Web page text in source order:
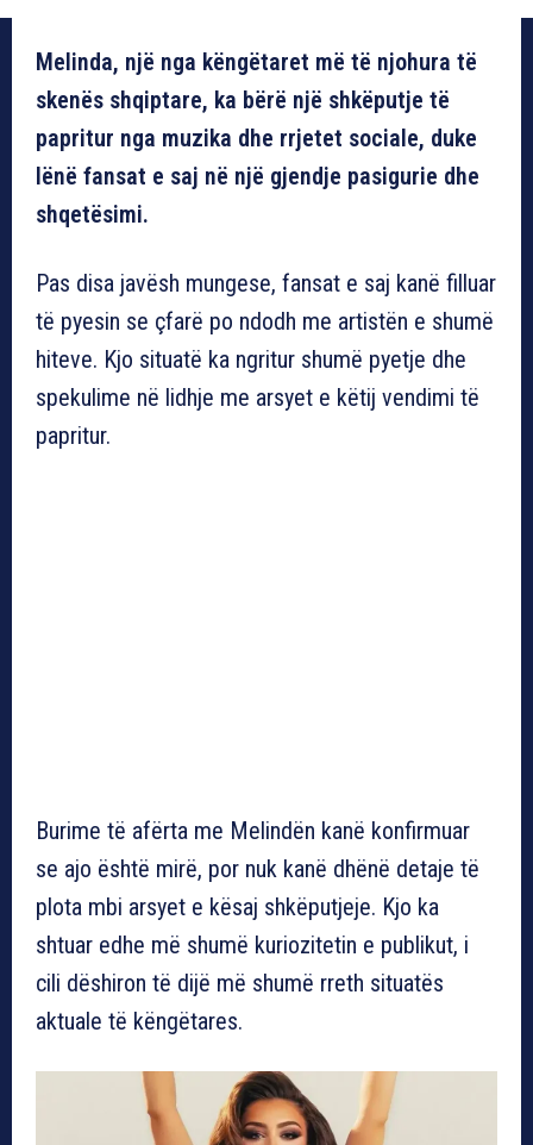
Melinda, një nga këngëtaret më të njohura të
skenës shqiptare, ka bërë një shkëputje të
papritur nga muzika dhe rrjetet sociale, duke
lënë fansat e saj në një gjendje pasigurie dhe
shqetësimi.
Pas disa javësh mungese, fansat e saj kanë filluar
të pyesin se çfarë po ndodh me artistën e shumë
hiteve. Kjo situatë ka ngritur shumë pyetje dhe
spekulime në lidhje me arsyet e këtij vendimi të
papritur.
Burime të afërta me Melindën kanë konfirmuar
se ajo është mirë, por nuk kanë dhënë detaje të
plota mbi arsyet e kësaj shkëputjeje. Kjo ka
shtuar edhe më shumë kuriozitetin e publikut, i
cili dëshiron të dijë më shumë rreth situatës
aktuale të këngëtares.